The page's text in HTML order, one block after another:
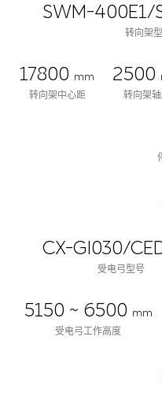
SWM-400E1/
转向架
17800 mm
转向架中心距
2500
转向架
CX-GI030/
受电弓型号
5150 ~ 6500 mm
受电弓工作高度